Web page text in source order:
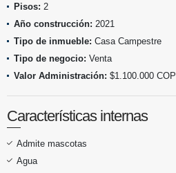
Pisos: 2
Año construcción: 2021
Tipo de inmueble: Casa Campestre
Tipo de negocio: Venta
Valor Administración: $1.100.000 COP
Características internas
Admite mascotas
Agua